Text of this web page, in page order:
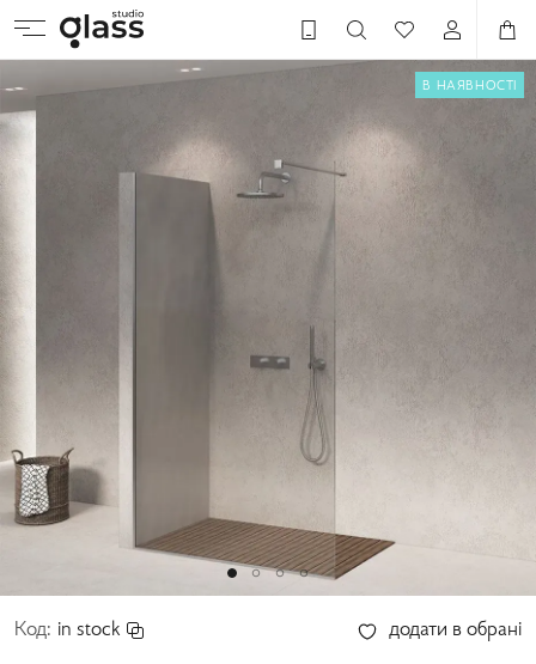
В НАЯВНОСТІ
Код: in stock додати в обрані